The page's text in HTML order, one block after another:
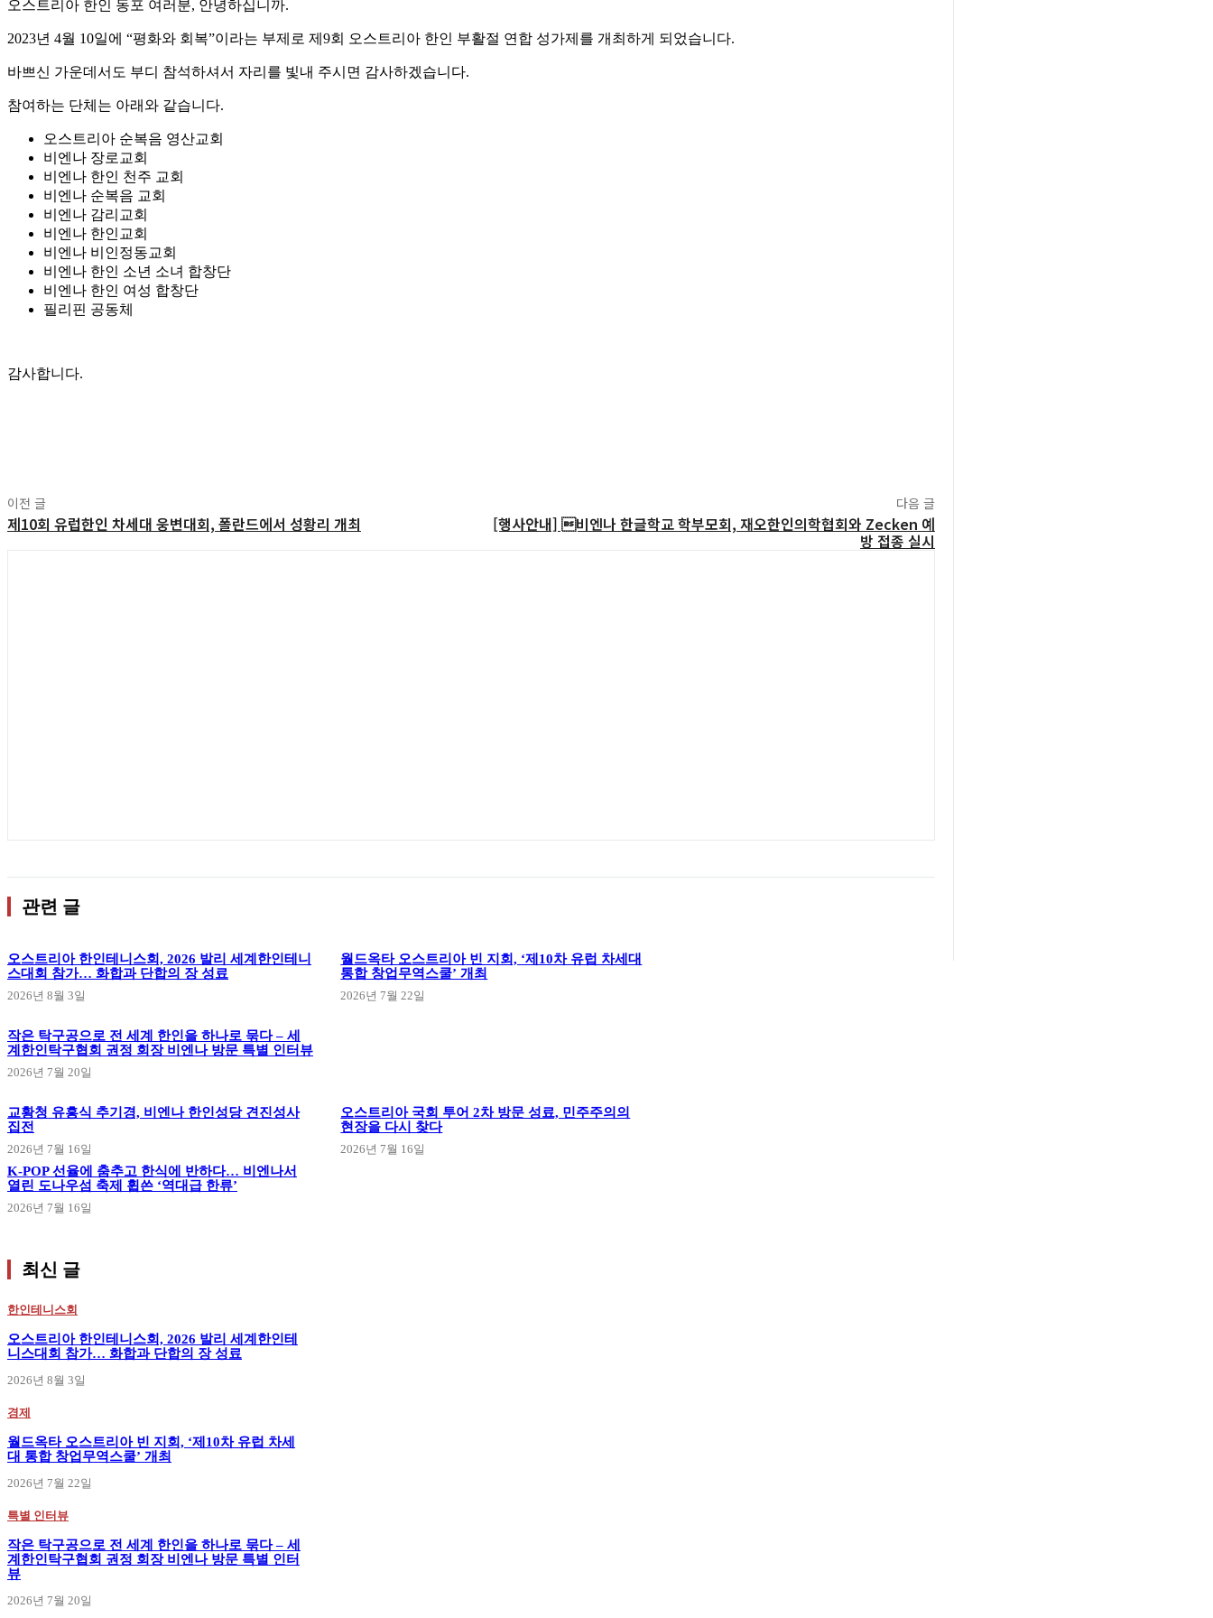
오스트리아 한인 동포 여러분, 안녕하십니까.
2023년 4월 10일에 “평화와 회복”이라는 부제로 제9회 오스트리아 한인 부활절 연합 성가제를 개최하게 되었습니다.
바쁘신 가운데서도 부디 참석하셔서 자리를 빛내 주시면 감사하겠습니다.
참여하는 단체는 아래와 같습니다.
오스트리아 순복음 영산교회
비엔나 장로교회
비엔나 한인 천주 교회
비엔나 순복음 교회
비엔나 감리교회
비엔나 한인교회
비엔나 비인정동교회
비엔나 한인 소년 소녀 합창단
비엔나 한인 여성 합창단
필리핀 공동체
감사합니다.
이전 글
제10회 유럽한인 차세대 웅변대회, 폴란드에서 성황리 개최
다음 글
[행사안내] 비엔나 한글학교 학부모회, 재오한인의학협회와 Zecken 예
방 접종 실시
관련 글
오스트리아 한인테니스회, 2026 발리 세계한인테니
스대회 참가… 화합과 단합의 장 성료
2026년 8월 3일
월드옥타 오스트리아 빈 지회, ‘제10차 유럽 차세대
통합 창업무역스쿨’ 개최
2026년 7월 22일
작은 탁구공으로 전 세계 한인을 하나로 묶다 – 세
계한인탁구협회 권정 회장 비엔나 방문 특별 인터뷰
2026년 7월 20일
교황청 유흥식 추기경, 비엔나 한인성당 견진성사
집전
2026년 7월 16일
오스트리아 국회 투어 2차 방문 성료, 민주주의의
현장을 다시 찾다
2026년 7월 16일
K-POP 선율에 춤추고 한식에 반하다… 비엔나서
열린 도나우섬 축제 휩쓴 ‘역대급 한류’
2026년 7월 16일
최신 글
한인테니스회
오스트리아 한인테니스회, 2026 발리 세계한인테
니스대회 참가… 화합과 단합의 장 성료
2026년 8월 3일
경제
월드옥타 오스트리아 빈 지회, ‘제10차 유럽 차세
대 통합 창업무역스쿨’ 개최
2026년 7월 22일
특별 인터뷰
작은 탁구공으로 전 세계 한인을 하나로 묶다 – 세
계한인탁구협회 권정 회장 비엔나 방문 특별 인터
뷰
2026년 7월 20일